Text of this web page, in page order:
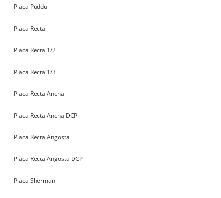
Placa Puddu
Placa Recta
Placa Recta 1/2
Placa Recta 1/3
Placa Recta Ancha
Placa Recta Ancha DCP
Placa Recta Angosta
Placa Recta Angosta DCP
Placa Sherman